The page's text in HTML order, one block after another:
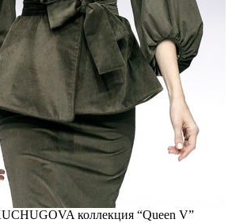
коллекция “Queen V”